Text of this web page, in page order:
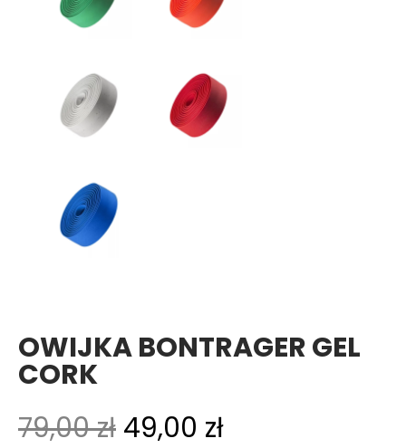
OWIJKA BONTRAGER GEL
CORK
79,00zł 49,00 zł